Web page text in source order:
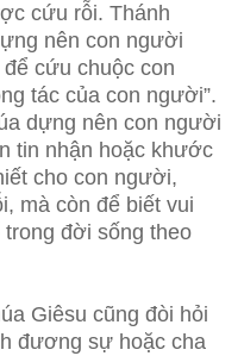
cứu rỗi. Thánh
nên con người
cứu chuộc con
tác của con người”.
dựng nên con người
tin nhận hoặc khước
cho con người,
mà còn để biết vui
đời sống theo
Giêsu cũng đòi hỏi
đương sự hoặc cha